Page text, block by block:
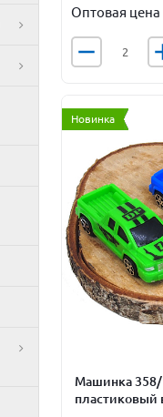
Оптовая цена
Новинка
Машинка
пластиковый